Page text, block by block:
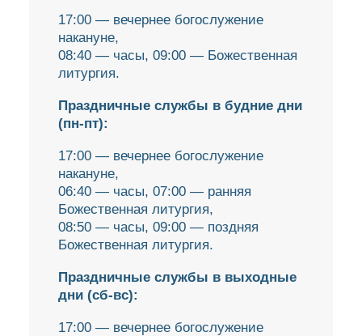
17:00 — вечернее богослужение
накануне,
08:40 — часы, 09:00 — Божественная
литургия.
Праздничные службы в будние дни
(пн-пт):
17:00 — вечернее богослужение
накануне,
06:40 — часы, 07:00 — ранняя
Божественная литургия,
08:50 — часы, 09:00 — поздняя
Божественная литургия.
Праздничные службы в выходные
дни (сб-вс):
17:00 — вечернее богослужение